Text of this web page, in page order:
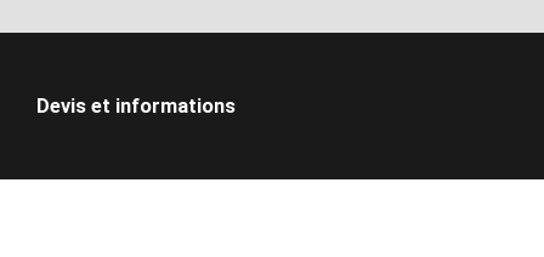
Devis et informations